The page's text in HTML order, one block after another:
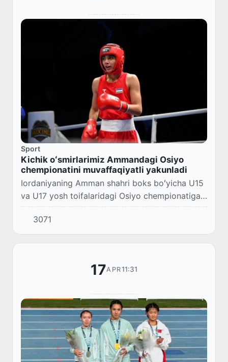
Sport
Kichik oʻsmirlarimiz Ammandagi Osiyo
chempionatini muvaffaqiyatli yakunladi
Iordaniyaning Amman shahri boks boʻyicha U15
va U17 yosh toifalaridagi Osiyo chempionatiga
mezbonlik qilmoqda.
3071
17APR11:31